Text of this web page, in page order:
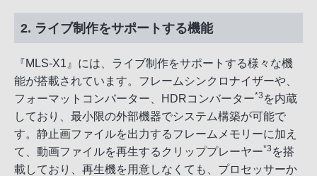
2. ライブ制作をサポートする機能
『MLS-X1』には、ライブ制作をサポートする様々な機
能が搭載されています。フレームシンクロナイザーや、
フォーマットコンバーター、HDRコンバーター*3 を内蔵
しており、最小限の外部機器でシステム構築が可能で
す。静止画ファイルを出力するフレームメモリーに加え
て、動画ファイルを再生するクリッププレーヤー*3 を搭
載しており、再生機を用意しなくても、プロセッサーか